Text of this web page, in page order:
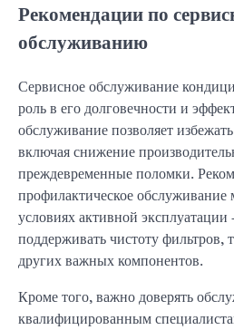
Рекомендации по
обслуживанию
Сервисное обслуживание
роль в его долговечности и
обслуживание позволяет
включая снижение
преждевременные поломки.
профилактическое обслуживание
условиях активной
поддерживать чистоту фильтров,
других важных компонентов.
Кроме того, важно доверять
квалифицированным